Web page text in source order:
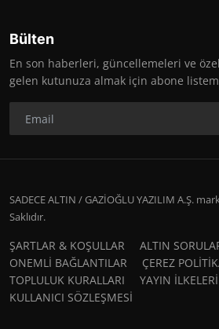
Bülten
En son haberleri, güncellemeleri ve
gelen kutunuza almak için abone
SADECE ALTIN / GAZİOĞLU YAZILIM A.Ş.
Saklıdır.
ŞARTLAR & KOŞULLAR
ALTIN
ONEMLİ BAĞLANTILAR
ÇEREZ
TOPLULUK KURALLARI
YAYIN İLKELERİ
KULLANICI SÖZLEŞMESİ